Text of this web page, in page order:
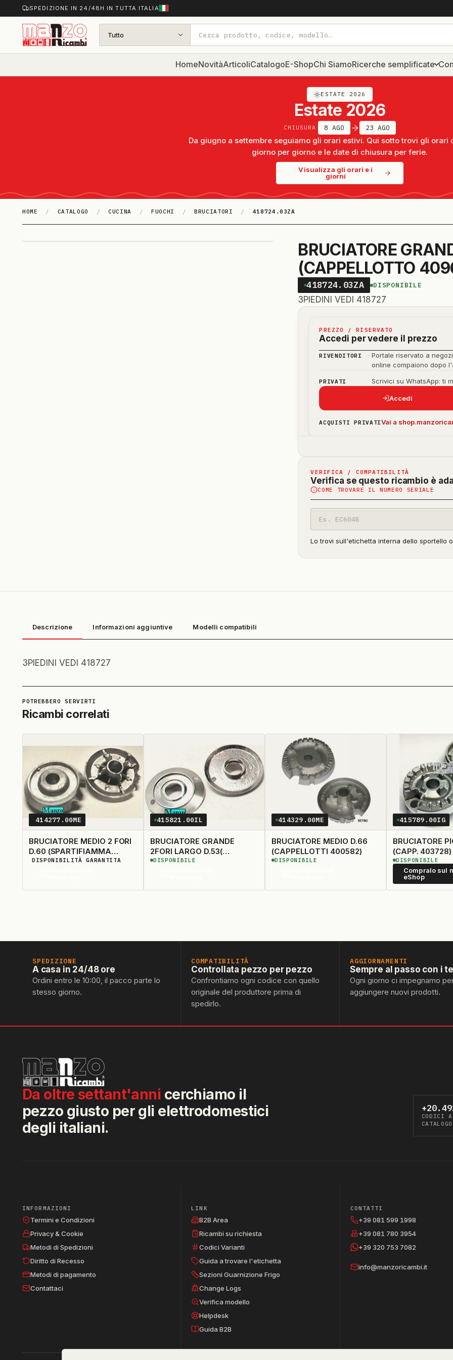
SPEDIZIONE IN 24/48H IN TUTTA ITALIA
Tutto
HomeNovitàArticoliCatalogoE-ShopChi SiamoRicerche semplificate
ESTATE 2026
Estate 2026
CHIUSURA 8 AGO 23 AGO
Da giugno a settembre seguiamo gli orari estivi. Qui sotto trovi gli orari
giorno per giorno e le date di chiusura per ferie.
Visualizza gli orari e i
giorni
HOME / CATALOGO / CUCINA / FUOCHI / BRUCIATORI / 418724.03ZA
BRUCIATORE
(CAPPELLOTTO
418724.03ZA DISPONIBILE
3PIEDINI VEDI 418727
PREZZO / RISERVATO
Accedi per vedere il prezzo
RIVENDITORI
Portale riservato a
online compaiono dopo
PRIVATI Scrivici su WhatsApp: ti
Accedi
ACQUISTI PRIVATIVai a
VERIFICA / COMPATIBILITÀ
Verifica se questo ricambio è
COME TROVARE IL NUMERO SERIALE
modello
Lo trovi sull'etichetta interna dello sportello
Descrizione Informazioni aggiuntive Modelli compatibili
3PIEDINI VEDI 418727
Ricambi correlati
414277.00ME
BRUCIATORE MEDIO 2 FORI
D.60 (SPARTIFIAMMA
400567) (KIT 411450)
DISPONIBILITÀ GARANTITA
415821.00IL
BRUCIATORE GRANDE
2FORI LARGO D.53(
(VENTURI 415858 -
DISPONIBILE
414329.00ME
BRUCIATORE MEDIO D.66
(CAPPELLOTTI 400582)
DISPONIBILE
415789.00IG
BRUCIATORE
(CAPP. 403728)
Compralo sul
eShop
DISPONIBILE
SPEDIZIONE
A casa in 24/48 ore
Ordini entro le 10:00, il pacco parte lo
stesso giorno.
COMPATIBILITÀ
Controllata pezzo per pezzo
Confrontiamo ogni codice con quello
originale del produttore prima di
spedirlo.
AGGIORNAMENTI
Sempre al passo con i
Ogni giorno ci impegnamo
aggiungere nuovi prodotti.
Da oltre settant'anni cerchiamo il
pezzo giusto per gli elettrodomestici
degli italiani.
CODICI A
CATALOGO
INFORMAZIONI
Termini e Condizioni
Privacy & Cookie
Metodi di Spedizioni
Diritto di Recesso
Metodi di pagamento
Contattaci
LINK
B2B Area
Ricambi su richiesta
Codici Varianti
Guida a trovare l'etichetta
Sezioni Guarnizione Frigo
Change Logs
Verifica modello
Helpdesk
Guida B2B
CONTATTI
+39 081 599 1998
+39 081 780 3954
+39 320 753 7082
info@manzoricambi.it